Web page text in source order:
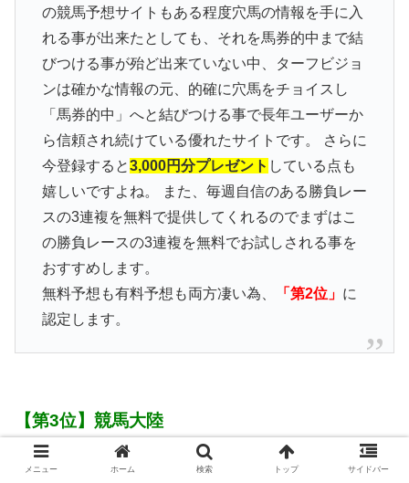
の競馬予想サイトもある程度穴馬の情報を手に入
れる事が出来たとしても、それを馬券的中まで結
びつける事が殆ど出来ていない中、ターフビジョ
ンは確かな情報の元、的確に穴馬をチョイスし
「馬券的中」へと結びつける事で長年ユーザーか
ら信頼され続けている優れたサイトです。 さらに
今登録すると3,000円分プレゼント している点も
嬉しいですよね。 また、毎週自信のある勝負レー
スの3連複を無料で提供してくれるのでまずはこ
の勝負レースの3連複を無料でお試しされる事を
おすすめします。
無料予想も有料予想も両方凄い為、
「第2位」 に
認定します。
【第3位】競馬大陸
【おすすめ度】★★★★★★
【URL】
https://www.kb-tairiku.net/
メニュー ホーム 検索 トップ サイドバー